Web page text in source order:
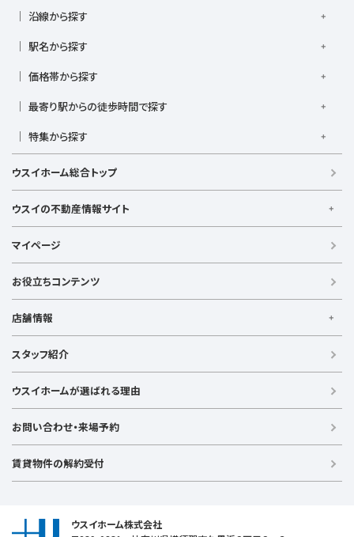
沿線から探す
湘南新宿ライン高海
小田急江ノ島線
ブルーライン
みなとみらい線
相鉄いずみ野線
相模鉄道新横浜線
江ノ島電鉄
湘南モノレール
駅名から探す
上大岡駅
港南台駅
小机駅 桜木町駅
根岸駅
平塚駅
横須賀中央駅
横浜駅
価格帯から探す
5,000万円台
8,000万円台
最寄り駅からの徒歩時間で探す
駅徒歩20分以内
駅徒歩21分以上
特集から探す
リフォーム・リノベーション済
日当たり良好
ファミリー向け
南向き・南道路の
ウスイホーム総合トップ
ウスイの不動産情報サイト
【借りる】
賃貸住宅
事業用賃貸
【買う】
新築戸建て
土地
投資物件
ラグジュアリー物件
【売る】
マイページ
お役立ちコンテンツ
店舗情報
【横浜エリア】
金沢文庫店
上大岡店 戸塚店 新横浜店
港北ニュータウン店
【湘南エリア】
追浜店
衣笠店
横須賀中央店
スタッフ紹介
ウスイホームが選ばれる理由
お問い合わせ・来場予約
賃貸物件の解約受付
ウスイホーム株式会社